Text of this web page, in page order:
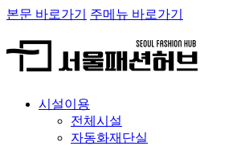
본문 바로가기 주메뉴 바로가기
시설이용
전체시설
자동화재단실